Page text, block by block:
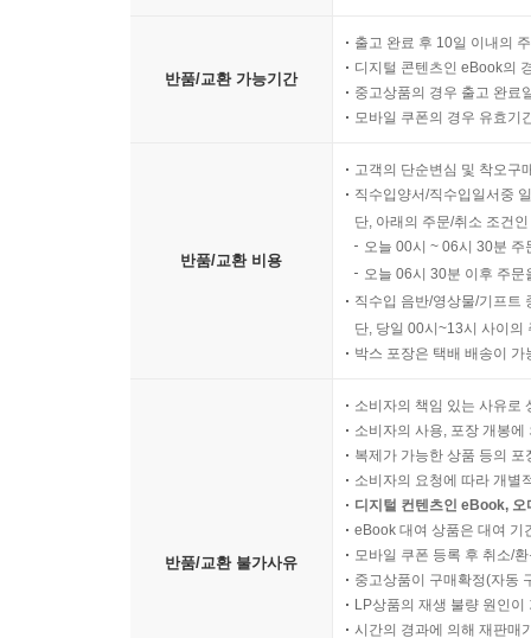
반품/교환 가능기간
출고 완료 후 10일 이내의
디지털 콘텐츠인 eBook의
중고상품의 경우 출고 완료
모바일 쿠폰의 경우 유효기
반품/교환 비용
고객의 단순변심 및 착오구
직수입양서/직수입일서중
단, 아래의 주문/취소 조건
오늘 00시 ~ 06시 30분
오늘 06시 30분 이후 주
직수입 음반/영상물/기프트
단, 당일 00시~13시 사이의
박스 포장은 택배 배송이
반품/교환 불가사유
소비자의 책임 있는 사유로
소비자의 사용, 포장 개봉
복제가 가능한 상품 등의
소비자의 요청에 따라 개별
디지털 컨텐츠인 eBook,
eBook 대여 상품은 대여 기
모바일 쿠폰 등록 후 취소/
중고상품이 구매확정(자동
LP상품의 재생 불량 원인
시간의 경과에 의해 재판매